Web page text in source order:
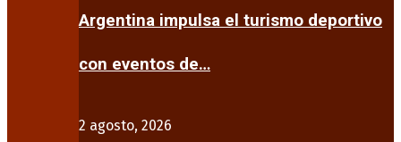
Argentina impulsa el turismo deportivo
con eventos de…
2 agosto, 2026